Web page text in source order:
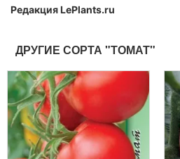
Редакция LePlants.ru
ДРУГИЕ СОРТА "ТОМАТ"